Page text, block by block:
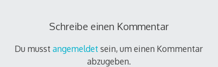
Schreibe einen Kommentar
Du musstangemeldet sein, um einen Kommentar
abzugeben.